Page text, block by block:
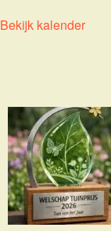
Bekijk kalender